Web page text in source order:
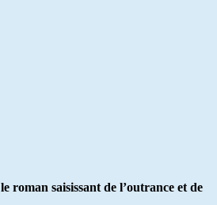
roman saisissant de l’outrance et de